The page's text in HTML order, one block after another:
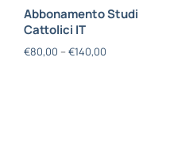
Abbonamento Studi
Cattolici IT
€80,00 – €140,00